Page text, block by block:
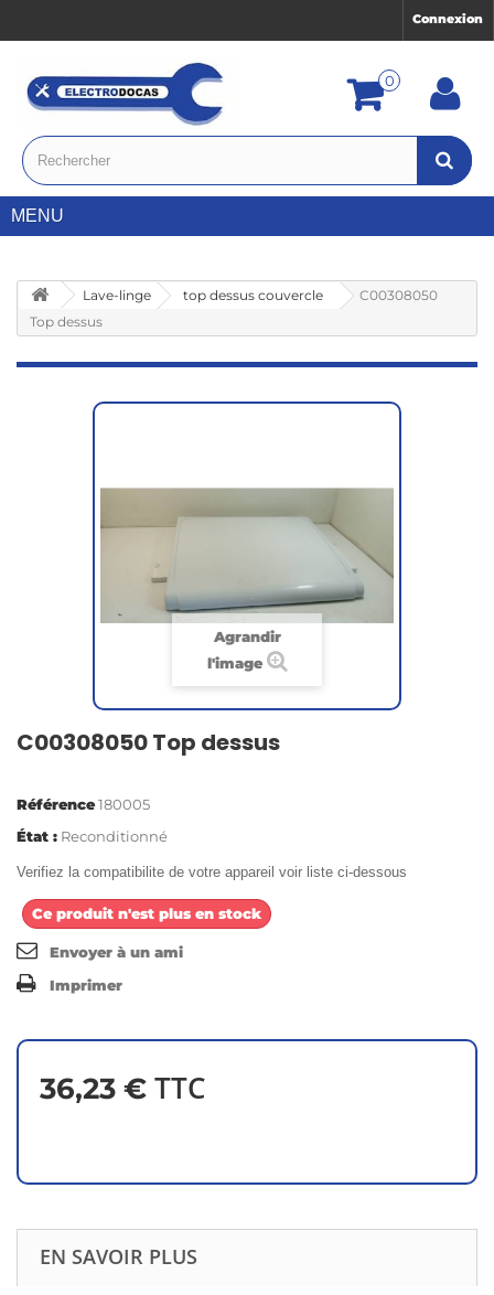
Connexion
0
MENU
Lave-linge top dessus couvercle
C00308050
Top dessus
Agrandir
l'image
C00308050 Top dessus
Référence180005
État : Reconditionné
Verifiez la compatibilite de votre appareil voir liste ci-dessous
Ce produit n'est plus en stock
Envoyer à un ami
Imprimer
36,23 € TTC
EN SAVOIR PLUS